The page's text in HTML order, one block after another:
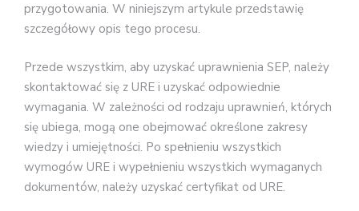
przygotowania. W niniejszym artykule przedstawię
szczegółowy opis tego procesu.
Przede wszystkim, aby uzyskać uprawnienia SEP, należy
skontaktować się z URE i uzyskać odpowiednie
wymagania. W zależności od rodzaju uprawnień, których
się ubiega, mogą one obejmować określone zakresy
wiedzy i umiejętności. Po spełnieniu wszystkich
wymogów URE i wypełnieniu wszystkich wymaganych
dokumentów, należy uzyskać certyfikat od URE.